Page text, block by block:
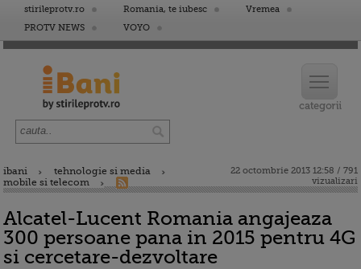
stirileprotv.ro Romania, te iubesc
Vremea
PROTV NEWS
VOYO
ibani
tehnologie si media
mobile si telecom
22 octombrie 2013 12:58 / 791
vizualizari
Alcatel-Lucent Romania angajeaza
300 persoane pana in 2015 pentru 4G
si cercetare-dezvoltare